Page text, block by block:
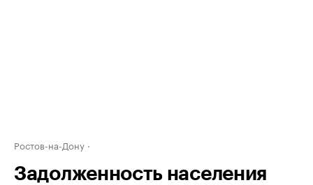
Ростов-на-Дону
Задолженность населения